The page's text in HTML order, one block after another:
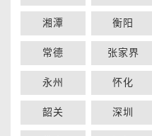
湘潭 衡阳
常德 张家界
永州 怀化
韶关 深圳